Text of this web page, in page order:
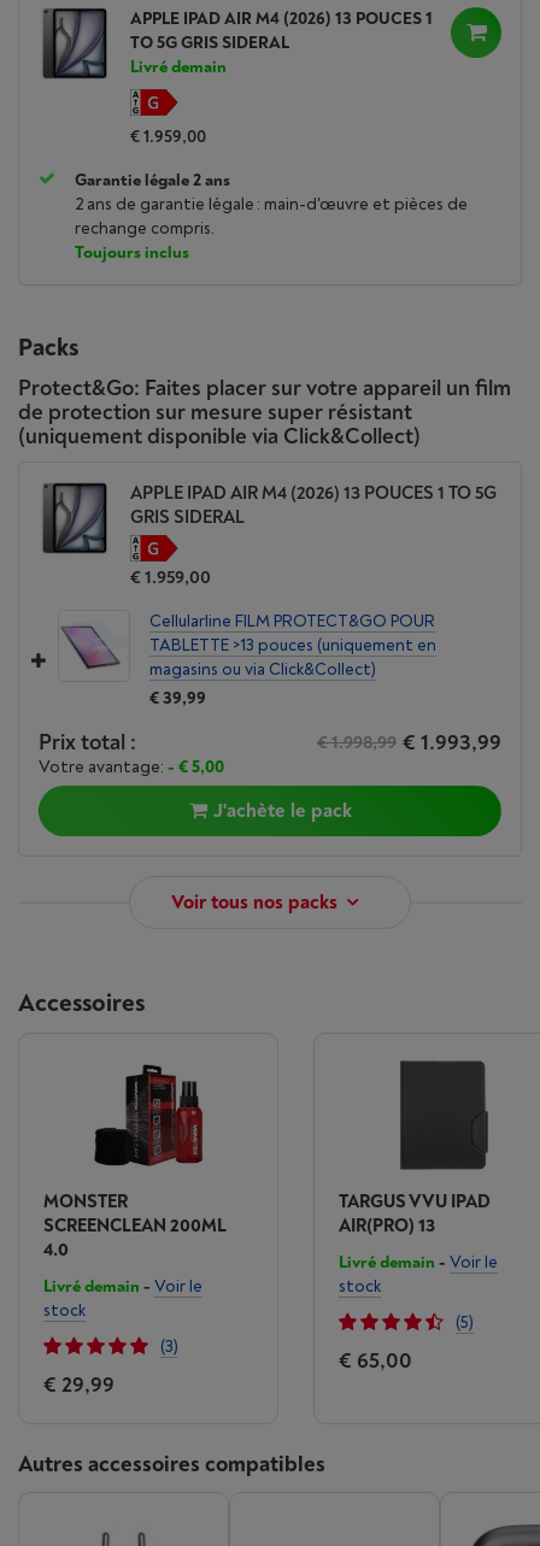
APPLE IPAD AIR M4 (2026) 13 POUCES 1
TO 5G GRIS SIDERAL
Livré demain
€ 1.959,00
Garantie légale 2 ans
2 ans de garantie légale : main-d'œuvre et pièces de
rechange compris.
Toujours inclus
Packs
Protect&Go: Faites placer sur votre appareil un film
de protection sur mesure super résistant
(uniquement disponible via Click&Collect)
APPLE IPAD AIR M4 (2026) 13 POUCES 1 TO 5G
GRIS SIDERAL
€ 1.959,00
Cellularline FILM PROTECT&GO POUR
TABLETTE >13 pouces (uniquement en
magasins ou via Click&Collect)
€ 39,99
Prix total : € 1.998,99 € 1.993,99
Votre avantage: - € 5,00
J'achète le pack
Voir tous nos packs
Accessoires
MONSTER
SCREENCLEAN 200ML
4.0
Livré demain - Voir le
stock
(3)
€ 29,99
TARGUS VVU IPAD
AIR(PRO) 13
Livré demain - Voir le
stock
(5)
€ 65,00
Autres accessoires compatibles